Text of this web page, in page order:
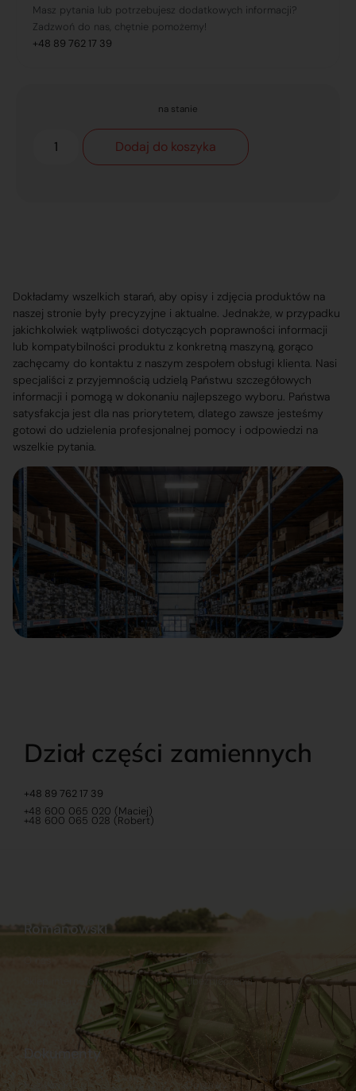
Masz pytania lub potrzebujesz dodatkowych informacji?
Zadzwoń do nas, chętnie pomożemy!
+48 89 762 17 39
na stanie
Dodaj do koszyka
Dokładamy wszelkich starań, aby opisy i zdjęcia produktów na
naszej stronie były precyzyjne i aktualne. Jednakże, w przypadku
jakichkolwiek wątpliwości dotyczących poprawności informacji
lub kompatybilności produktu z konkretną maszyną, gorąco
zachęcamy do kontaktu z naszym zespołem obsługi klienta. Nasi
specjaliści z przyjemnością udzielą Państwu szczegółowych
informacji i pomogą w dokonaniu najlepszego wyboru. Państwa
satysfakcja jest dla nas priorytetem, dlatego zawsze jesteśmy
gotowi do udzielenia profesjonalnej pomocy i odpowiedzi na
wszelkie pytania.
Dział części zamiennych
+48 89 762 17 39
+48 600 065 020 (Maciej)
+48 600 065 028 (Robert)
Dokumenty
Regulamin Dostawy
Romanowski
Sklep internetowy
Praca
Ubezpieczenia